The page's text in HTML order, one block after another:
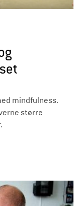
mindfulness.
større